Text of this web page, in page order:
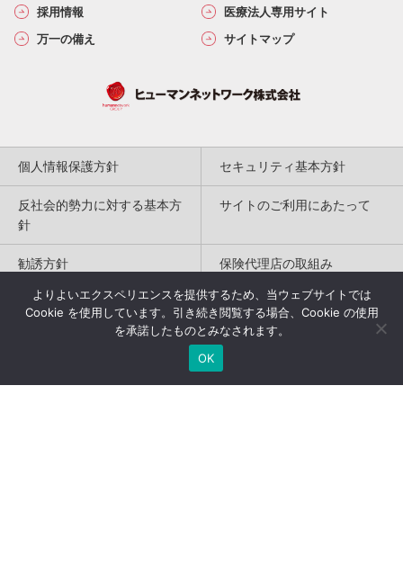
採用情報
医療法人専用サイト
万一の備え
サイトマップ
個人情報保護方針 セキュリティ基本方針
反社会的勢力に対する基本方
針
サイトのご利用にあたって
勧誘方針 保険代理店の取組み
特定商取引法に基づく表記
Copyright(c) 2004-2026
Humannetwork Inc. All rights reserved.
よりよいエクスペリエンスを提供するため、当ウェブサイトでは
Cookie を使用しています。引き続き閲覧する場合、Cookie の使用
を承諾したものとみなされます。
OK